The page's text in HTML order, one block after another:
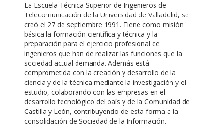
La Escuela Técnica Superior de Ingenieros de
Telecomunicación de la Universidad de Valladolid, se
creó el 27 de septiembre 1991. Tiene como misión
básica la formación científica y técnica y la
preparación para el ejercicio profesional de
ingenieros que han de realizar las funciones que la
sociedad actual demanda. Además está
comprometida con la creación y desarrollo de la
ciencia y de la técnica mediante la investigación y el
estudio, colaborando con las empresas en el
desarrollo tecnológico del país y de la Comunidad de
Castilla y León, contribuyendo de esta forma a la
consolidación de Sociedad de la Información.